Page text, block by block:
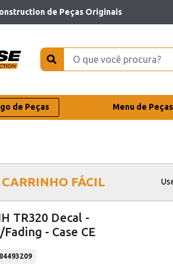
de Peças Originais
de Peças Menu de Peças
CARRINHO FÁCIL
TR320 Decal -
- Case CE
84493209